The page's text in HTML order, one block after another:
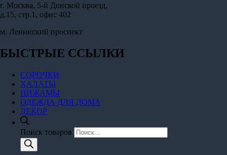
г. Москва, 5-й Донской проезд,
д.15, стр.1, офис 402
м. Ленинский проспект
БЫСТРЫЕ ССЫЛКИ
СОРОЧКИ
ХАЛАТЫ
ПИЖАМЫ
ОДЕЖДА ДЛЯ ДОМА
ДЕКОР
Поиск товаров